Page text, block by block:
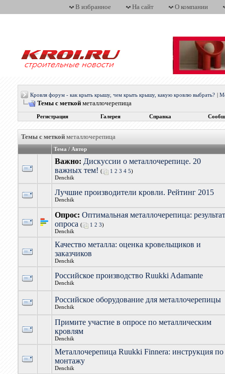
В избранное На сайт О компании
Кровля форум - как крыть крышу, чем крыть крышу, какую кровлю выбрать?
Темы с меткой металлочерепица
Регистрация Галерея Справка
Темы с меткой металлочерепица
Тема / Автор
Важно: Дискуссии о металлочерепице. 20
важных тем! ( 1 2 3 4 5)
Denchik
Лучшие производители кровли. Рейтинг 2015
Denchik
Опрос: Оптимальная металлочерепица:
опроса ( 1 2 3)
Denchik
Качество металла: оценка кровельщиков и
заказчиков
Denchik
Российское производство Ruukki Adamante
Denchik
Российское оборудование для металлочерепицы
Denchik
Примите участие в опросе по металлическим
кровлям
Denchik
Металлочерепица Ruukki Finnera: инструкция по
монтажу
Denchik